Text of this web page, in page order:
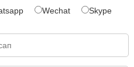
Wechat
Skype